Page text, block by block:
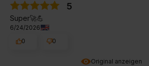
Original anzeigen
5
Super🚀💪
6/24/2026
0
0